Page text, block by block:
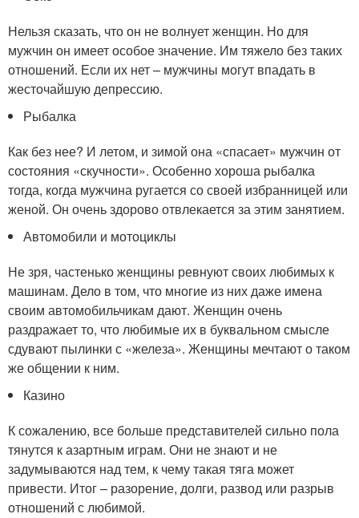
Нельзя сказать, что он не волнует женщин. Но для
мужчин он имеет особое значение. Им тяжело без таких
отношений. Если их нет – мужчины могут впадать в
жесточайшую депрессию.
Рыбалка
Как без нее? И летом, и зимой она «спасает» мужчин от
состояния «скучности». Особенно хороша рыбалка
тогда, когда мужчина ругается со своей избранницей или
женой. Он очень здорово отвлекается за этим занятием.
Автомобили и мотоциклы
Не зря, частенько женщины ревнуют своих любимых к
машинам. Дело в том, что многие из них даже имена
своим автомобильчикам дают. Женщин очень
раздражает то, что любимые их в буквальном смысле
сдувают пылинки с «железа». Женщины мечтают о таком
же общении к ним.
Казино
К сожалению, все больше представителей сильно пола
тянутся к азартным играм. Они не знают и не
задумываются над тем, к чему такая тяга может
привести. Итог – разорение, долги, развод или разрыв
отношений с любимой.